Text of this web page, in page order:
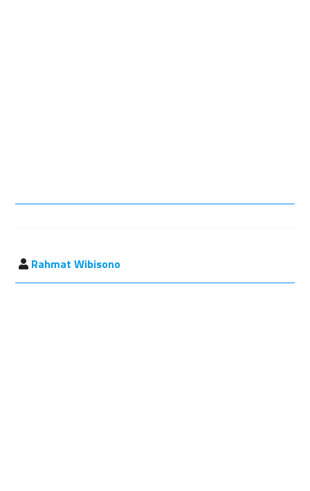
Rahmat Wibisono